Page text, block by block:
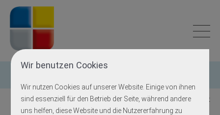
Wir benutzen Cookies
Wir nutzen Cookies auf unserer Website. Einige von ihnen
sind essenziell für den Betrieb der Seite, während andere
uns helfen, diese Website und die Nutzererfahrung zu
Zurück zur Übersicht